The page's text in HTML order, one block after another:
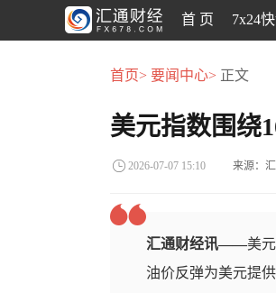
首 页 7x24
首页> 要闻中心> 正文
美元指数围绕
2026-07-07 15:10 来源：
汇通财经讯——美
油价反弹为美元提